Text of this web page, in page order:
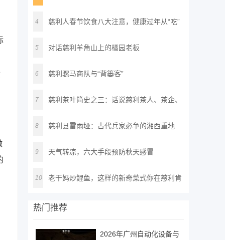
4 慈利人春节饮食八大注意，健康过年从“吃”
5 对话慈利羊角山上的橘园老板
6 慈利骡马商队与“背篓客”
7 慈利茶叶简史之三：话说慈利茶人、茶企、
8 慈利县雷雨垭：古代兵家必争的湘西重地
9 天气转凉，六大手段预防秋天感冒
10 老干妈炒鲤鱼，这样的新奇菜式你在慈利肯
热门推荐
2026年广州自动化设备与